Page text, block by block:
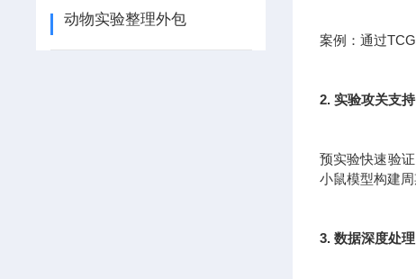
动物实验整理外包
案例：通过
2. 实验攻关支持
预实验快速验
小鼠模型构建
3. 数据深度处理